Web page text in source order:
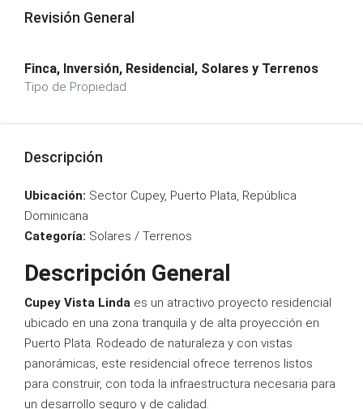
Revisión General
Finca, Inversión, Residencial, Solares y Terrenos
Tipo de Propiedad
Descripción
Ubicación: Sector Cupey, Puerto Plata, República
Dominicana
Categoría: Solares / Terrenos
Descripción General
Cupey Vista Linda es un atractivo proyecto residencial
ubicado en una zona tranquila y de alta proyección en
Puerto Plata. Rodeado de naturaleza y con vistas
panorámicas, este residencial ofrece terrenos listos
para construir, con toda la infraestructura necesaria para
un desarrollo seguro y de calidad.